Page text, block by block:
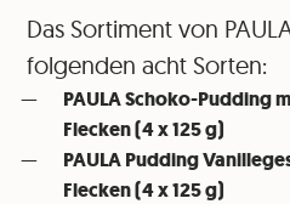
Das Sortiment von
folgenden acht Sorten:
PAULA Schoko-Pudding
Flecken (4 x 125 g)
PAULA Pudding
Flecken (4 x 125 g)